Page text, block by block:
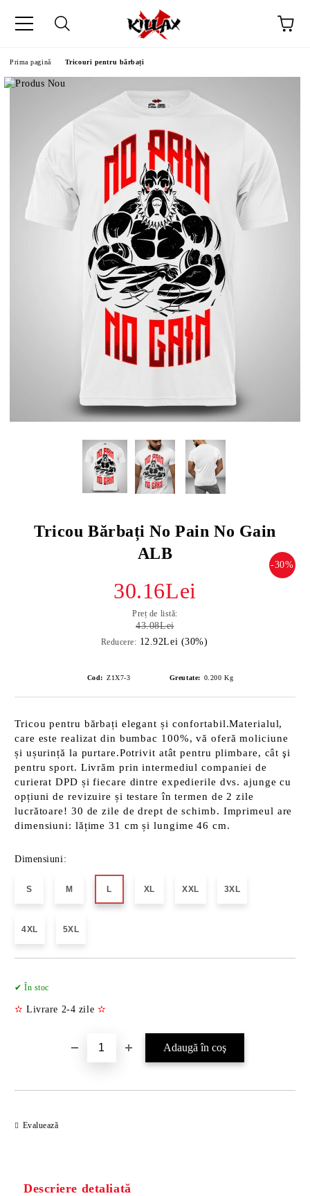
Prima pagină Tricouri pentru bărbați
Tricou Bărbați No Pain No Gain
ALB
-30%
30.16Lei
Preț de listă:
43.08Lei
Reducere: 12.92Lei (30%)
Cod: Z1X7-3 Greutate: 0.200 Kg
Tricou pentru bărbați elegant și confortabil.Materialul,
care este realizat din bumbac 100%, vă oferă moliciune
și ușurință la purtare.Potrivit atât pentru plimbare, cât şi
pentru sport. Livrăm prin intermediul companiei de
curierat DPD și fiecare dintre expedierile dvs. ajunge cu
opțiuni de revizuire și testare în termen de 2 zile
lucrătoare! 30 de zile de drept de schimb. Imprimeul are
dimensiuni: lățime 31 cm și lungime 46 cm.
Dimensiuni:
S M L XL XXL 3XL
4XL 5XL
✔ În stoc
✫ Livrare 2-4 zile ✫
Evaluează
Descriere detaliată